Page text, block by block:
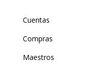
Cuentas
Compras
Maestros